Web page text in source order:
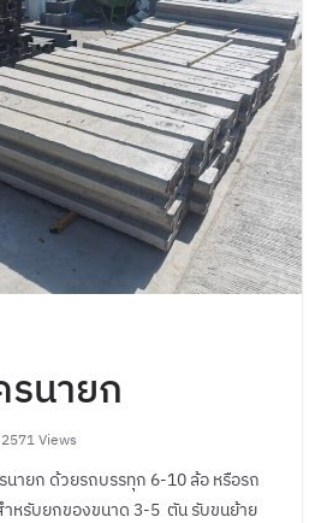
นายก
2571 Views
นายก ด้วยรถบรรทุก 6-10 ล้อ หรือรถ
ำหรับยกของขนาด 3-5 ตัน รับขนย้าย